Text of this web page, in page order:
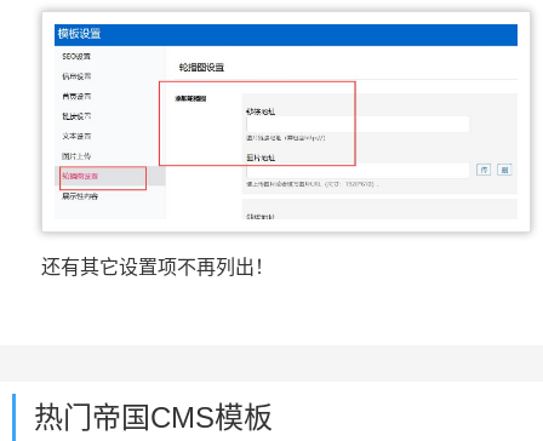
还有其它设置项不再列出！
热门帝国CMS模板